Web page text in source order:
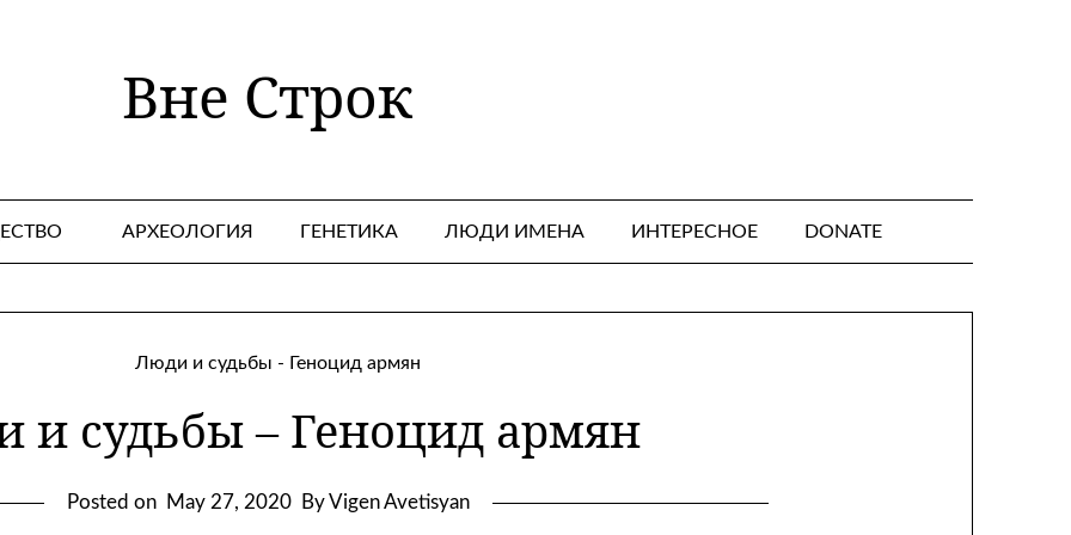
Вне Строк
АРХЕОЛОГИЯ ГЕНЕТИКА ЛЮДИ ИМЕНА ИНТЕРЕСНОЕ DONATE
и судьбы – Геноцид армян
Posted on May 27, 2020 By Vigen Avetisyan